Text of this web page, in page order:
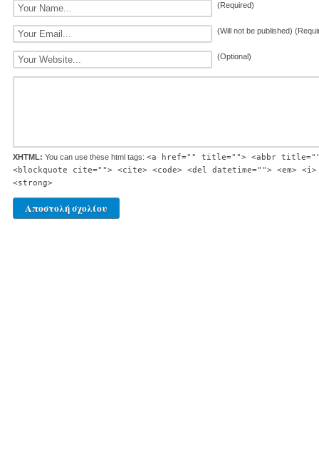
(Required)
(Will not be published)
(Optional)
XHTML: You can use these html tags: <a href="" title=""> <abbr
<blockquote cite=""> <cite> <code> <del datetime=""> <em>
<strong>